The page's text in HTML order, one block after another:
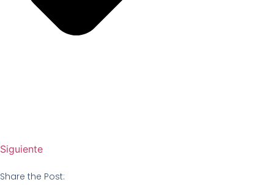
Siguiente
Share the Post: